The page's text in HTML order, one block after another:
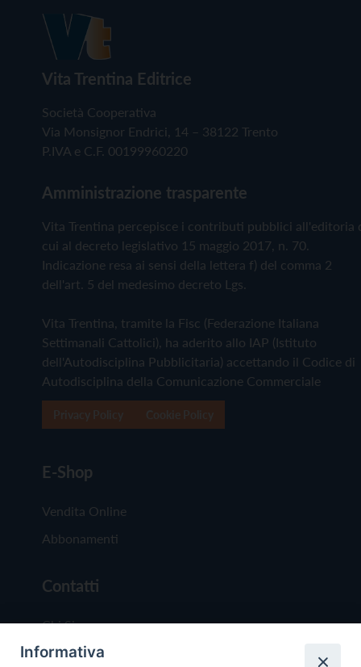
Vita Trentina Editrice
Società Cooperativa
Via Monsignor Endrici, 14 – 38122 Trento
P.IVA e C.F. 00199960220
Amministrazione trasparente
Vita Trentina percepisce i contributi pubblici all'editoria
cui al decreto legislativo 15 maggio 2017, n. 70.
Indicazione resa ai sensi della lettera f) del comma 2
dell'art. 5 del medesimo decreto Lgs.
Vita Trentina, tramite la Fisc (Federazione Italiana
Settimanali Cattolici), ha aderito allo IAP (Istituto
dell'Autodisciplina Pubblicitaria) accettando il Codice di
Autodisciplina della Comunicazione Commerciale
E-Shop
Vendita Online
Abbonamenti
Contatti
Chi Siamo
Redazione
Informativa